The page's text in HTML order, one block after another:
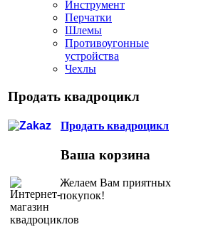
Инструмент
Перчатки
Шлемы
Противоугонные
устройства
Чехлы
Продать квадроцикл
Продать квадроцикл
Ваша корзина
Желаем Вам приятных
покупок!